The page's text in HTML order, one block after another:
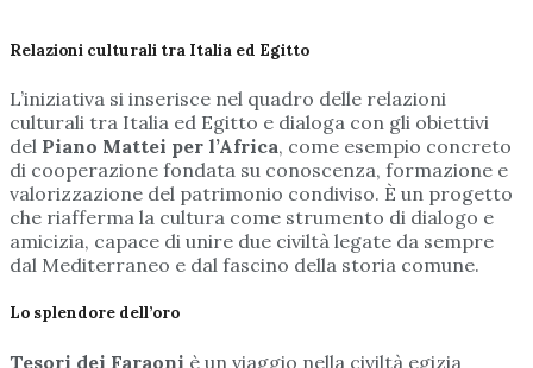
Relazioni culturali tra Italia ed Egitto
L’iniziativa si inserisce nel quadro delle relazioni
culturali tra Italia ed Egitto e dialoga con gli obiettivi
del Piano Mattei per l’Africa, come esempio concreto
di cooperazione fondata su conoscenza, formazione e
valorizzazione del patrimonio condiviso. È un progetto
che riafferma la cultura come strumento di dialogo e
amicizia, capace di unire due civiltà legate da sempre
dal Mediterraneo e dal fascino della storia comune.
Lo splendore dell’oro
Tesori dei Faraoni è un viaggio nella civiltà egizia